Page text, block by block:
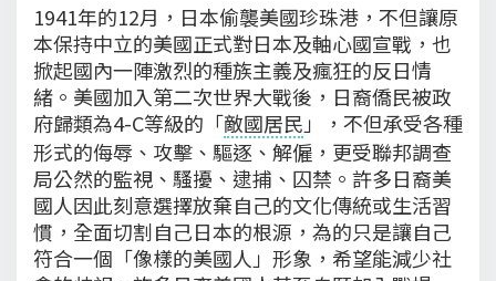
1941年的12月，日本偷襲美國珍珠港，不但讓原
本保持中立的美國正式對日本及軸心國宣戰，也
掀起國內一陣激烈的種族主義及瘋狂的反日情
緒。美國加入第二次世界大戰後，日裔僑民被政
府歸類為4-C等級的「敵國居民 」，不但承受各種
形式的侮辱、攻擊、驅逐、解僱，更受聯邦調查
局公然的監視、騷擾、逮捕、囚禁。許多日裔美
國人因此刻意選擇放棄自己的文化傳統或生活習
慣，全面切割自己日本的根源，為的只是讓自己
符合一個「像樣的美國人」形象，希望能減少社